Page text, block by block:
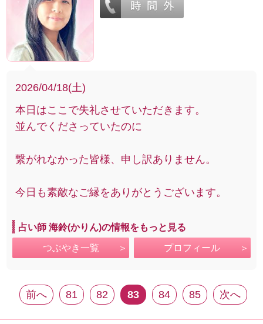
2026/04/18(土)
本日はここで失礼させていただきます。
並んでくださっていたのに
繋がれなかった皆様、申し訳ありません。
今日も素敵なご縁をありがとうございます。
占い師 海鈴(かりん)の情報をもっと見る
つぶやき一覧 プロフィール
前へ 81 82 83 84 85 次へ